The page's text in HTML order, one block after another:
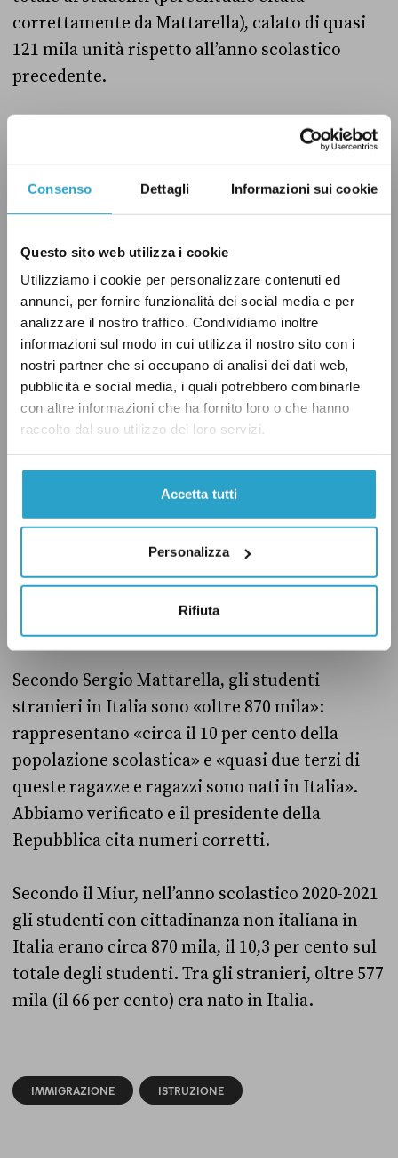
Consenso Dettagli Informazioni sui cookie
Questo sito web utilizza i cookie
Utilizziamo i cookie per personalizzare contenuti ed
annunci, per fornire funzionalità dei social media e per
analizzare il nostro traffico. Condividiamo inoltre
informazioni sul modo in cui utilizza il nostro sito con i
nostri partner che si occupano di analisi dei dati web,
pubblicità e social media, i quali potrebbero combinarle
con altre informazioni che ha fornito loro o che hanno
raccolto dal suo utilizzo dei loro servizi.
Accetta tutti
Personalizza
Rifiuta
correttamente da Mattarella), calato di quasi
121 mila unità rispetto all’anno scolastico
precedente.
Non è possibile sapere al momento se il trend
di decrescita si è confermato nei due anni
scolastici successivi. Come sottolinea il report,
alcuni fattori, come la pandemia di Covid-19,
tendenza, rispetto ai quarant’anni precedenti.
Infine, il presidente della Repubblica ha
ragione nel dire che «quasi due terzi» degli
studenti stranieri in Italia sono nati nel nostro
Paese. Secondo le statistiche del Miur,
nell’anno scolastico 2020-2021 gli studenti con
cittadinanza non italiana nati in Italiaerano
577 mila, il 66 per cento degli 870 mila
stranieri. Detta altrimenti, quasi sette
studenti su 100 che frequentano le scuole in
Italia sono nati nel nostro Paese ma non hanno
la cittadinanza italiana.
Il verdetto
Secondo Sergio Mattarella, gli studenti
stranieri in Italia sono «oltre 870 mila»:
rappresentano «circa il 10 per cento della
popolazione scolastica» e «quasi due terzi di
queste ragazze e ragazzi sono nati in Italia».
Abbiamo verificato e il presidente della
Repubblica cita numeri corretti.
Secondo il Miur, nell’anno scolastico 2020-2021
gli studenti con cittadinanza non italiana in
Italia erano circa 870 mila, il 10,3 per cento sul
totale degli studenti. Tra gli stranieri, oltre 577
mila (il 66 per cento) era nato in Italia.
IMMIGRAZIONE ISTRUZIONE